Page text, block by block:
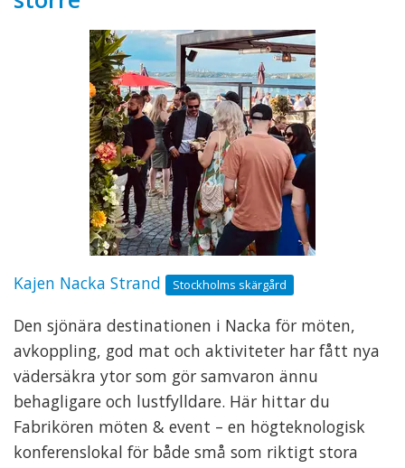
Kajen Nacka Strand Stockholms skärgård
Den sjönära destinationen i Nacka för möten,
avkoppling, god mat och aktiviteter har fått nya
vädersäkra ytor som gör samvaron ännu
behagligare och lustfylldare. Här hittar du
Fabrikören möten & event – en högteknologisk
konferenslokal för både små som riktigt stora